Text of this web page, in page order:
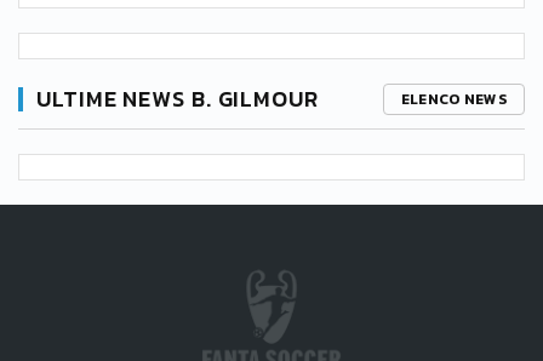
ULTIME NEWS B. GILMOUR ELENCO NEWS